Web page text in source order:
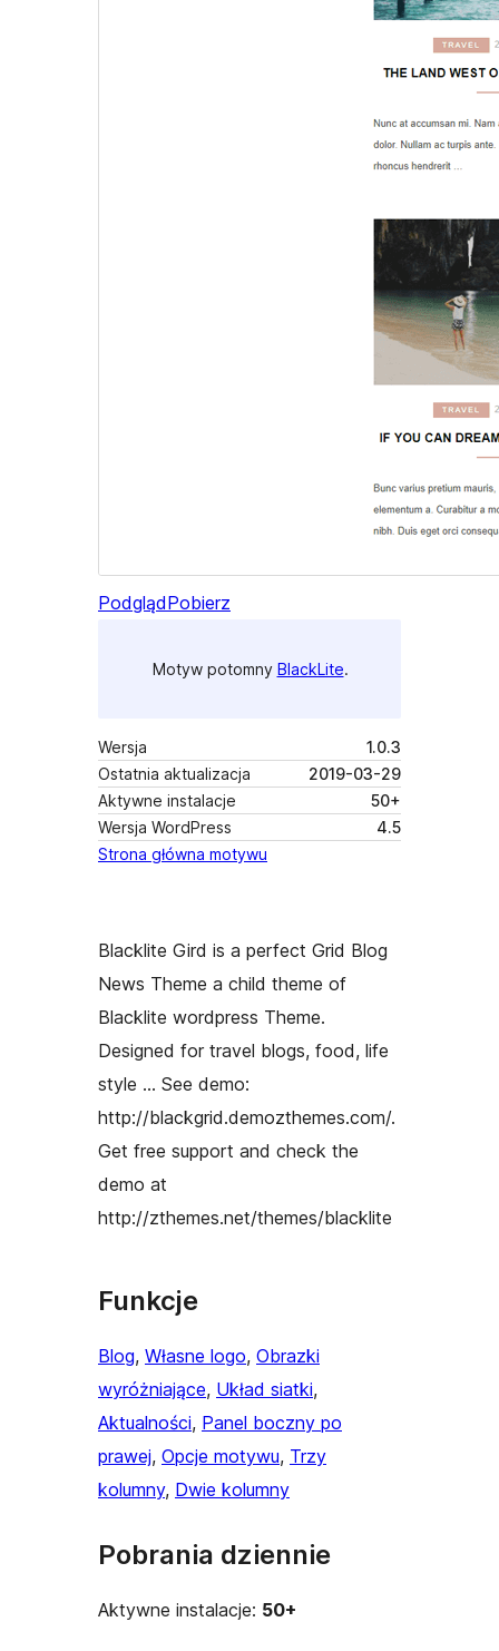
PodglądPobierz
Motyw potomny BlackLite.
Wersja
1.0.3
Ostatnia aktualizacja
2019-03-29
Aktywne instalacje
50+
Wersja WordPress
4.5
Strona główna motywu
Blacklite Gird is a perfect Grid Blog
News Theme a child theme of
Blacklite wordpress Theme.
Designed for travel blogs, food, life
style … See demo:
http://blackgrid.demozthemes.com/.
Get free support and check the
demo at
http://zthemes.net/themes/blacklite
Funkcje
Blog, Własne logo, Obrazki
wyróżniające, Układ siatki
Aktualności, Panel boczny po
prawej, Opcje motywu, Trzy
kolumny, Dwie kolumny
Pobrania dziennie
Aktywne instalacje: 50+